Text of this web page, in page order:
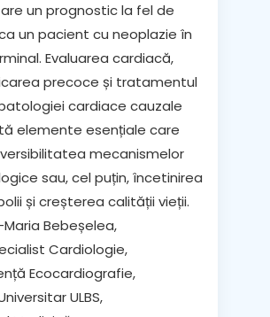
un prognostic la fel de
un pacient cu neoplazie în
Evaluarea cardiacă,
precoce și tratamentul
cardiace cauzale
elemente esențiale care
mecanismelor
sau, cel puțin, încetinirea
și creșterea calității vieții.
Maria Bebeșelea,
Cardiologie,
Ecocardiografie,
ULBS,